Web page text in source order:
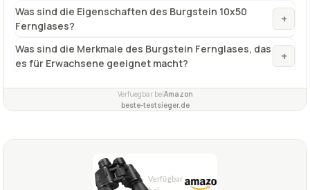
Was sind die Eigenschaften des Burgstein 10x50
Fernglases?
+
Was sind die Merkmale des Burgstein Fernglases, das
es für Erwachsene geeignet macht?
+
Verfuegbar beiAmazon
beste-testsieger.de